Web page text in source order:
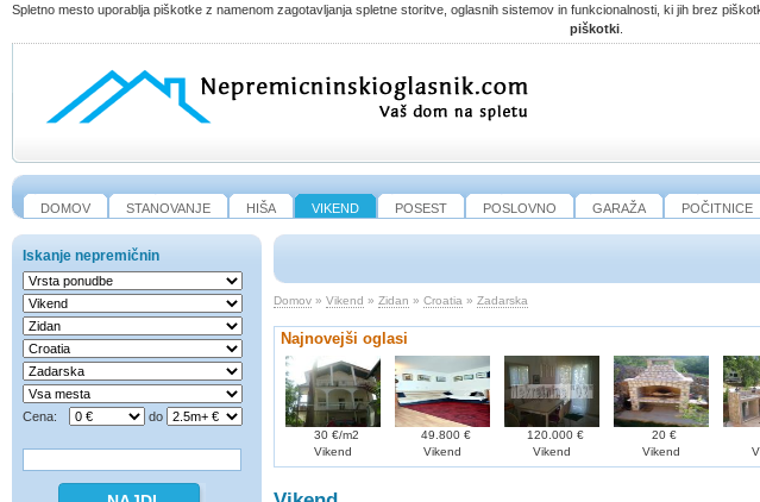
Spletno mesto uporablja piškotke z namenom zagotavljanja spletne storitve, oglasnih sistemov in funkcionalnosti, ki jih brez
piškotki
DOMOV STANOVANJE HIŠA VIKEND POSEST POSLOVNO GARAŽA POČITNICE
Iskanje nepremičnin
Cena: do
Domov » Vikend » Zidan » Croatia » Zadarska
Najnovejši oglasi
30 €/m2
Vikend
49.800 €
Vikend
120.000 €
Vikend
20 €
Vikend